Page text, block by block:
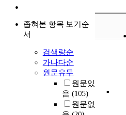
좁혀본 항목 보기순
서
검색량순
가나다순
원문유무
원문있
음 (105)
원문없